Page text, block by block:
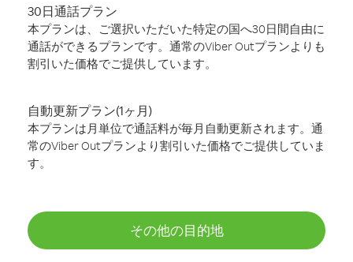
30日通話プラン
本プランは、ご選択いただいた特定の国へ30日間自由に
通話ができるプランです。通常のViber Outプランよりも
割引いた価格でご提供しています。
自動更新プラン(1ヶ月)
本プランは月単位で通話料が毎月自動更新されます。通
常のViber Outプランより割引いた価格でご提供していま
す。
その他の目的地